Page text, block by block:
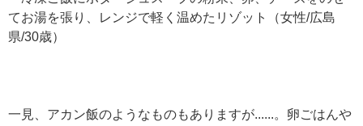
てお湯を張り、レンジで軽く温めたリゾット（女性/広島
県/30歳）
一見、アカン飯のようなものもありますが......。卵ごはんや